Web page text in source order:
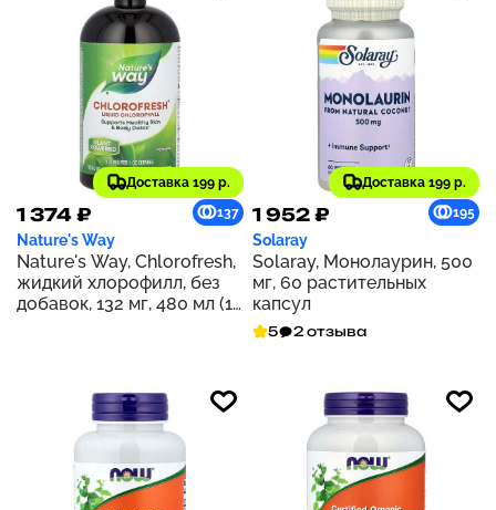
Доставка 199 р.
1 374 ₽ 137
Nature's Way
Nature's Way, Chlorofresh,
жидкий хлорофилл, без
добавок, 132 мг, 480 мл (16
Доставка 199 р.
1 952 ₽ 195
Solaray
Solaray, Монолаурин, 500
мг, 60 растительных
капсул
5 2 отзыва